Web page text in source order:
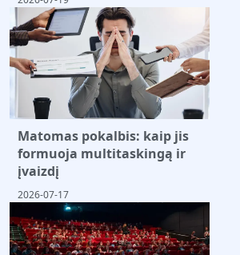
Matomas pokalbis: kaip jis
formuoja multitaskingą ir
įvaizdį
2026-07-17